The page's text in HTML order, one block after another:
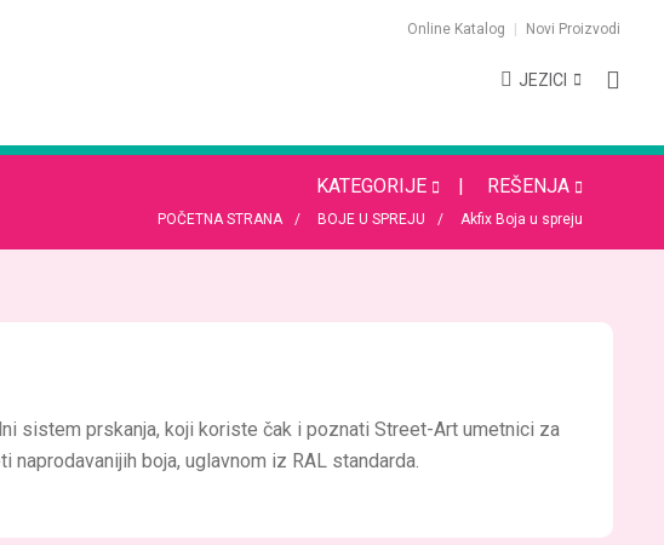
Online Katalog Novi Proizvodi
JEZICI
KATEGORIJE REŠENJA
POČETNA STRANA BOJE U SPREJU Akfix Boja u spreju
sistem prskanja, koji koriste čak i poznati Street-Art umetnici za
naprodavanijih boja, uglavnom iz RAL standarda.